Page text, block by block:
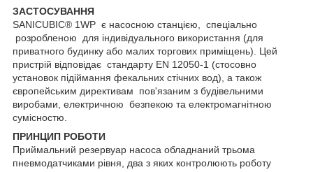
ЗАСТОСУВАННЯ
SANICUBIC® 1WP є насосною станцією, спеціально
розробленою для індивідуального використання (для
приватного будинку або малих торгових приміщень). Цей
пристрій відповідає стандарту EN 12050-1 (стосовно
установок підіймання фекальних стічних вод), а також
європейським директивам пов'язаним з будівельними
виробами, електричною безпекою та електромагнітною
сумісностю.
ПРИНЦИП РОБОТИ
Приймальний резервуар насоса обладнаний трьома
пневмодатчиками рівня, два з яких контролюють роботу